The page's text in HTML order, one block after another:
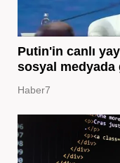
Putin'in canlı
sosyal medyada
Haber7